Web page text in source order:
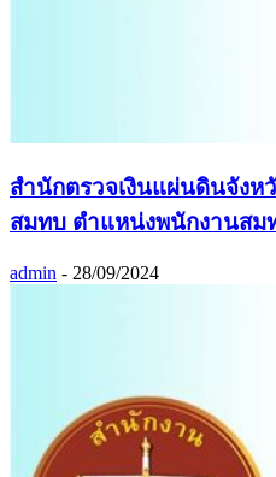
สำนักตรวจเงินแผ่นดินจังห
สมทบ ตำแหน่งพนักงานสม
admin - 28/09/2024